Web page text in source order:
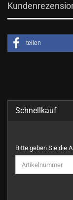
teilen
Schnellkauf
BITTE
GEBEN
SIE
DIE
Bitte geben Sie die